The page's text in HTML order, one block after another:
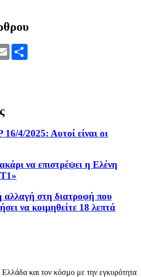
Email
4/2025: Αυτοί είναι οι
να επιστρέψει η Ελένη
στη διατροφή που
να κοιμηθείτε 18 λεπτά
Ελλάδα και τον κόσμο με την εγκυρότητα